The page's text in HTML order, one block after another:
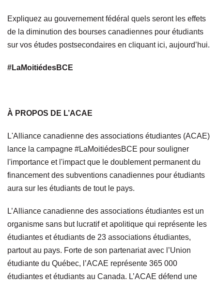
Expliquez au gouvernement fédéral quels seront les effets
de la diminution des bourses canadiennes pour étudiants
sur vos études postsecondaires en cliquant ici, aujourd’hui.
#LaMoitiédesBCE
À PROPOS DE L’ACAE
L'Alliance canadienne des associations étudiantes (ACAE)
lance la campagne #LaMoitiédesBCE pour souligner
l'importance et l'impact que le doublement permanent du
financement des subventions canadiennes pour étudiants
aura sur les étudiants de tout le pays.
L’Alliance canadienne des associations étudiantes est un
organisme sans but lucratif et apolitique qui représente les
étudiantes et étudiants de 23 associations étudiantes,
partout au pays. Forte de son partenariat avec l’Union
étudiante du Québec, l’ACAE représente 365 000
étudiantes et étudiants au Canada. L’ACAE défend une